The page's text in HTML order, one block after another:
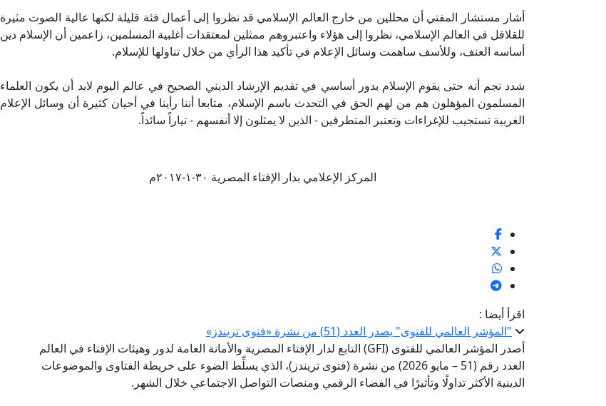
أشار مستشار المفتي أن محللين من خارج العالم الإسلامي قد نظروا إلى أعمال فئة قليلة لكنها عالية الصوت مثيرة
للقلاقل في العالم الإسلامي، نظروا إلى هؤلاء واعتبروهم ممثلين لمعتقدات أغلبية المسلمين، زاعمين أن الإسلام دين
أساسه العنف، وللأسف ساهمت وسائل الإعلام في تأكيد هذا الرأي من خلال تناولها للإسلام.
شدد نجم أنه حتى يقوم الإسلام بدور أساسي في تقديم الإرشاد الديني الصحيح في عالم اليوم لابد أن يكون العلماء
المسلمون المؤهلون هم من لهم الحق في التحدث باسم الإسلام، متابعا أننا رأينا في أحيان كثيرة أن وسائل الإعلام
الغربية تستجيب للإغراءات وتعتبر المتطرفين - الذين لا يمثلون إلا أنفسهم - تياراً سائداً.
المركز الإعلامي بدار الإفتاء المصرية ٣٠-١-٢٠١٧م
اقرأ أيضا :
"المؤشر العالمي للفتوى" يصدر العدد (51) من نشرة «فتوى تريندز»
أصدر المؤشر العالمي للفتوى (GFI) التابع لدار الإفتاء المصرية والأمانة العامة لدور وهيئات الإفتاء في العالم
العدد رقم (51 – مايو 2026) من نشرة (فتوى تريندز)، الذي يسلِّط الضوء على خريطة الفتاوى والموضوعات
الدينية الأكثر تداولًا وتأثيرًا في الفضاء الرقمي ومنصات التواصل الاجتماعي خلال الشهر.